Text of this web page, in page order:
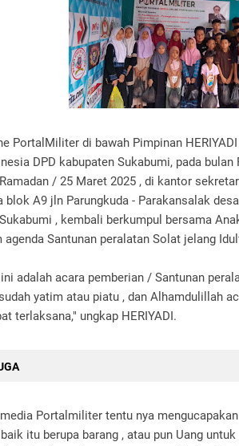
PortalMiliter di bawah Pimpinan
DPD kabupaten Sukabumi, pada
/ 25 Maret 2025 , di kantor
blok A9 jln Parungkuda - Parakansalak
, kembali berkumpul bersama
agenda Santunan peralatan Solat jelang
adalah acara pemberian / Santunan
yatim atau piatu , dan Alhamdulillah
terlaksana," ungkap HERIYADI.
Portalmiliter tentu nya
itu berupa barang , atau pun Uang